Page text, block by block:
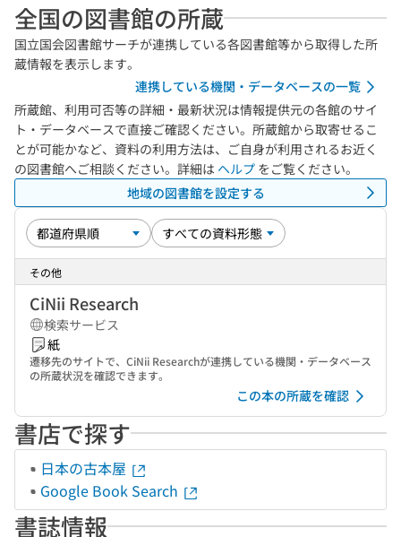
全国の図書館の所蔵
国立国会図書館サーチが連携している各図書館等から取得した所
蔵情報を表示します。
連携している機関・データベースの一覧
所蔵館、利用可否等の詳細・最新状況は情報提供元の各館のサイ
ト・データベースで直接ご確認ください。所蔵館から取寄せるこ
とが可能かなど、資料の利用方法は、ご自身が利用されるお近く
の図書館へご相談ください。詳細は ヘルプ をご覧ください。
地域の図書館を設定する
その他
CiNii Research
検索サービス
紙
遷移先のサイトで、CiNii Researchが連携している機関・データベース
の所蔵状況を確認できます。
この本の所蔵を確認
書店で探す
日本の古本屋
Google Book Search
書誌情報